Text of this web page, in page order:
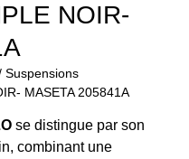
NOIR-
Suspensions
MASETA 205841A
se distingue par son
combinant une